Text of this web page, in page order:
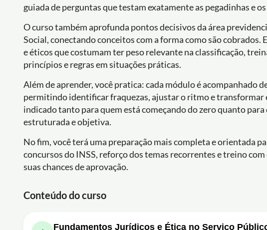
guiada de perguntas que testam exatamente as pegadinhas e
O curso também aprofunda pontos decisivos da área
Social, conectando conceitos com a forma como são
e éticos que costumam ter peso relevante na classificação,
princípios e regras em situações práticas.
Além de aprender, você pratica: cada módulo é acompanhado
permitindo identificar fraquezas, ajustar o ritmo e transformar
indicado tanto para quem está começando do zero quanto
estruturada e objetiva.
No fim, você terá uma preparação mais completa e orientada
concursos do INSS, reforço dos temas recorrentes e treino
suas chances de aprovação.
Conteúdo do curso
Fundamentos Jurídicos e Ética no Serviço